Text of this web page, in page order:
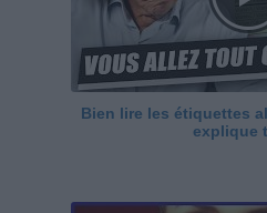
Bien lire les étiquettes
explique